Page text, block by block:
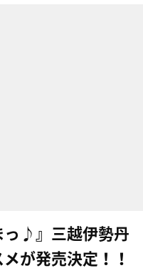
っ♪』三越伊勢丹
が発売決定！！